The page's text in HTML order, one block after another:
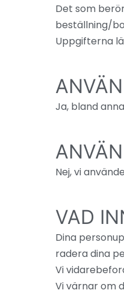
Det som
beställning/
Uppgifterna
Ja, bland
Nej, vi
VAD
Dina
radera dina
Vi
Vi värnar om